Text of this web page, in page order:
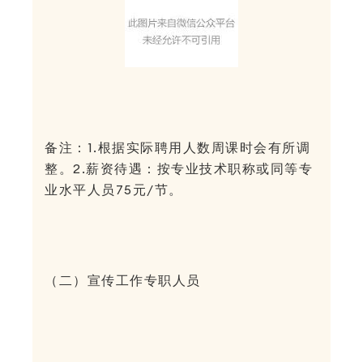
备注：1.根据实际聘用人数周课时会有所调
整。2.薪资待遇：按专业技术职称或同等专
业水平人员75元/节。
（二）宣传工作专职人员